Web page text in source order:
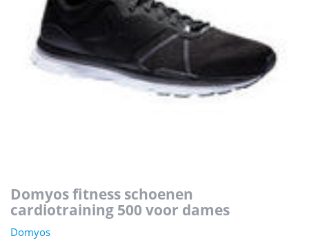
domyos fitness schoenen
cardiotraining 500 voor dames
Domyos